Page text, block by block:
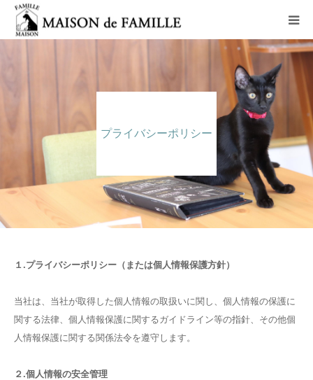
プライバシーポリシー
１.プライバシーポリシー（または個人情報保護方針）
当社は、当社が取得した個人情報の取扱いに関し、個人情報の保護に
関する法律、個人情報保護に関するガイドライン等の指針、その他個
人情報保護に関する関係法令を遵守します。
２.個人情報の安全管理
猫里親募集コース
老猫ホーム
アクセス
お問い合わせ